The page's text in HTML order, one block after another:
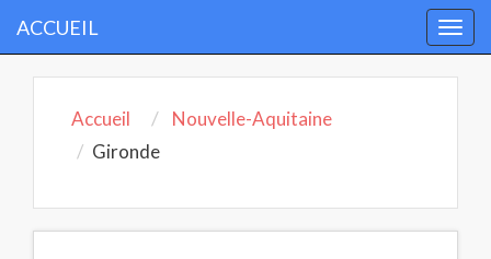
ACCUEIL
Accueil
Nouvelle-Aquitaine
Gironde